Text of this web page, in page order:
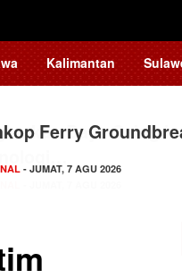
Kalimantan
Ferry
- JUMAT, 7 AGU 2026